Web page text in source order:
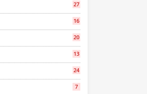
27
16
20
13
24
7